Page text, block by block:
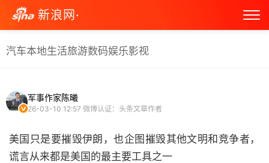
新浪网·
汽车本地生活旅游数码娱乐影视
军事作家陈曦
26-03-10 12:57 微博认证：头条文章作者
美国只是要摧毁伊朗，也企图摧毁其他文明和竞争者，
谎言从来都是美国的最主要工具之一